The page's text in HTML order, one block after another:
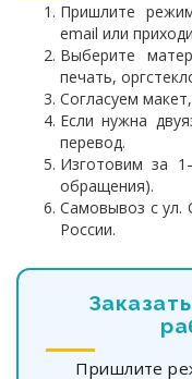
Пришлите
email или
Выберите
печать,
Согласуем
Если нужна
перевод.
Изготовим за
обращения).
Самовывоз с ул.
России.
Пришлите